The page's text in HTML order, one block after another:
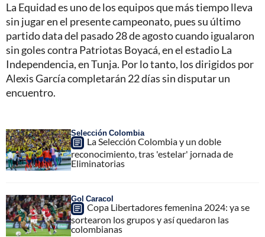
La Equidad es uno de los equipos que más tiempo lleva
sin jugar en el presente campeonato, pues su último
partido data del pasado 28 de agosto cuando igualaron
sin goles contra Patriotas Boyacá, en el estadio La
Independencia, en Tunja. Por lo tanto, los dirigidos por
Alexis García completarán 22 días sin disputar un
encuentro.
Selección Colombia
La Selección Colombia y un doble
reconocimiento, tras 'estelar' jornada de
Eliminatorias
Gol Caracol
Copa Libertadores femenina 2024: ya se
sortearon los grupos y así quedaron las
colombianas